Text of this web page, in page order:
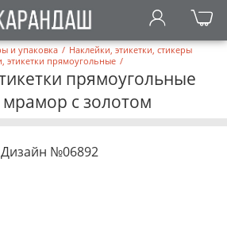
и упаковка / Наклейки, этикетки, стикеры
этикетки прямоугольные /
прямоугольные
с золотом
Дизайн №06892